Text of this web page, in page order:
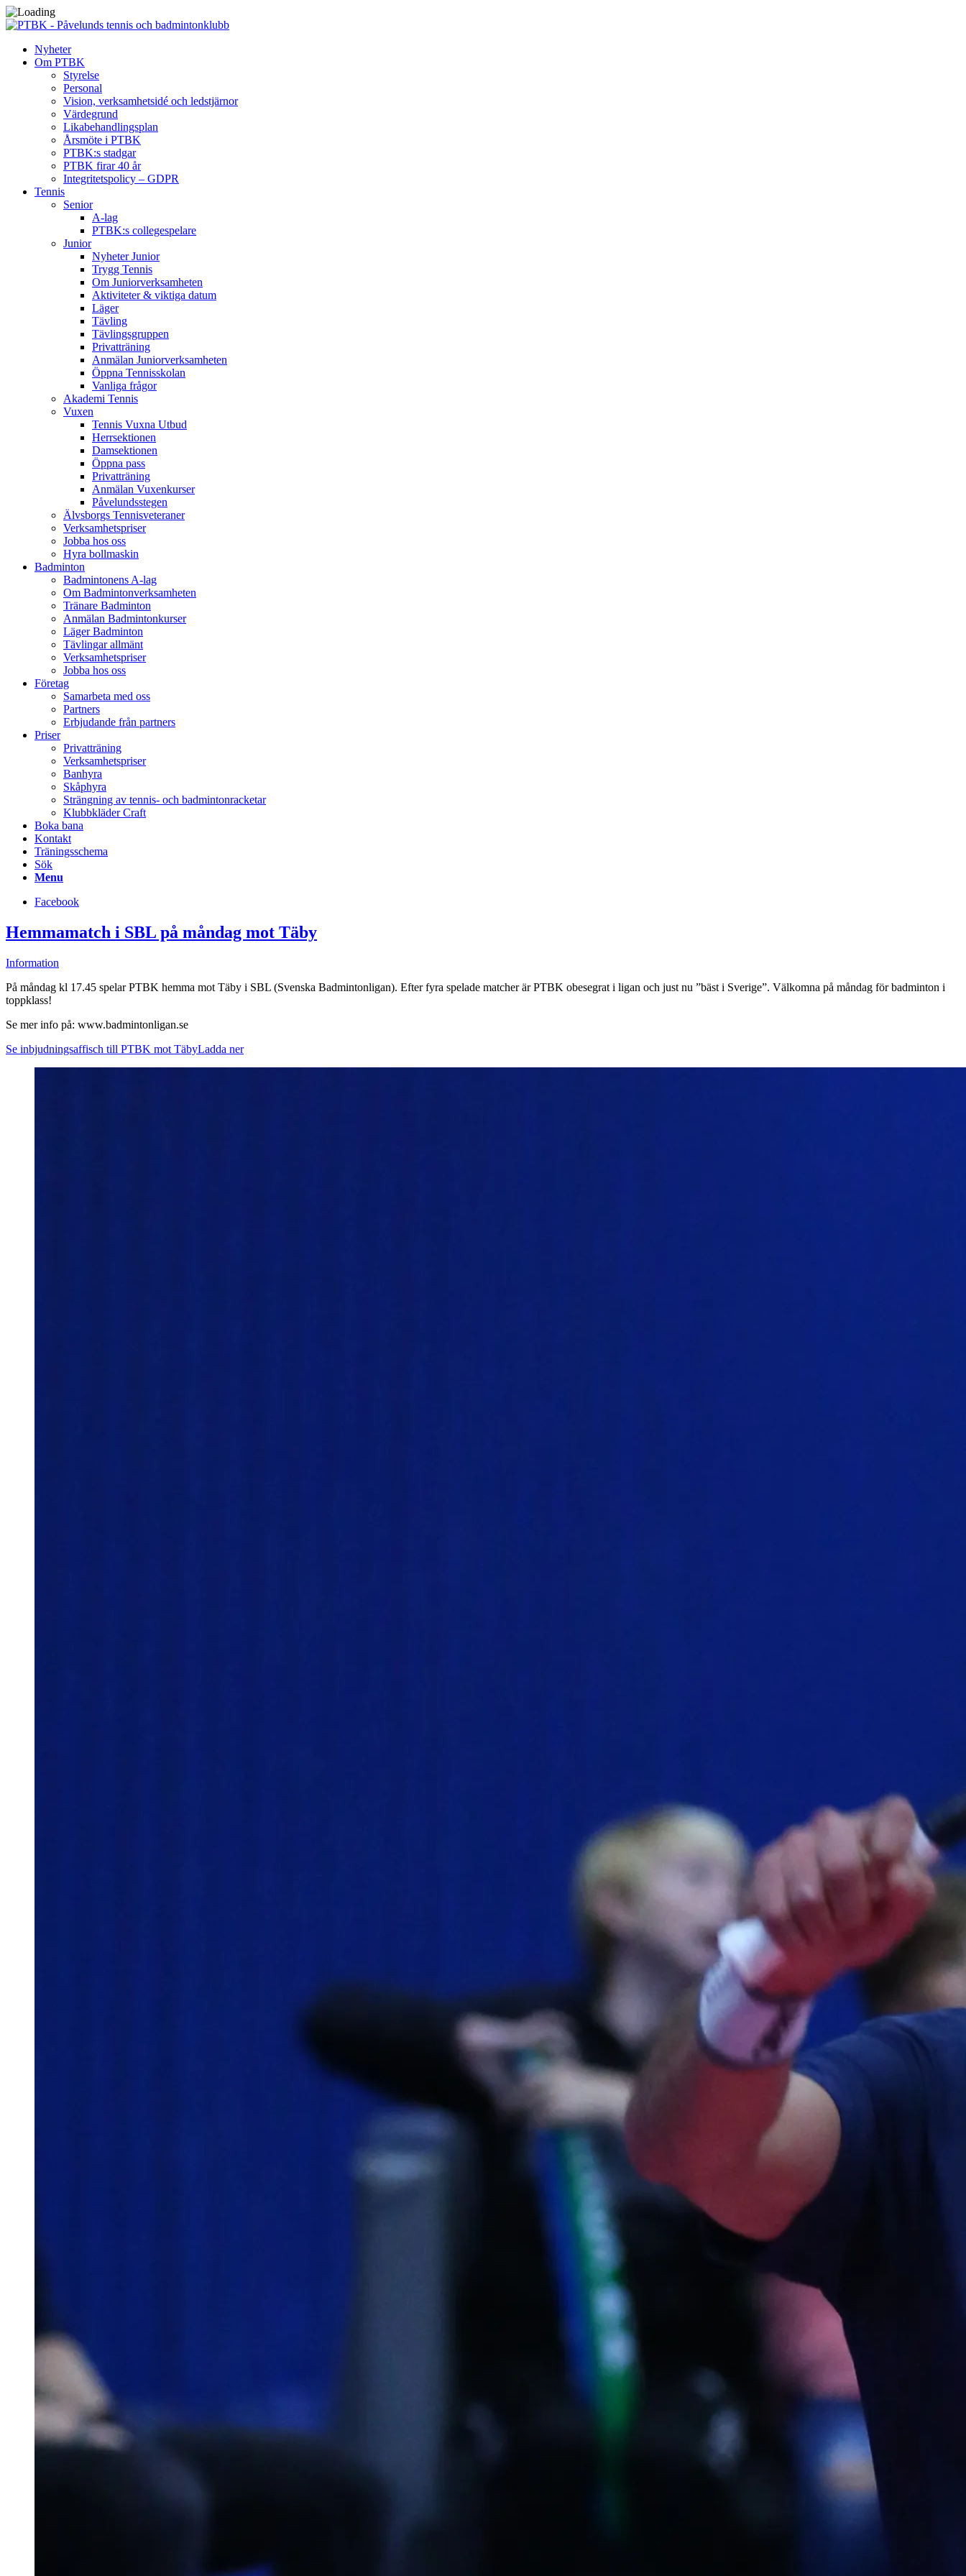
Nyheter
Om PTBK
Styrelse
Personal
Vision, verksamhetsidé och ledstjärnor
Värdegrund
Likabehandlingsplan
Årsmöte i PTBK
PTBK:s stadgar
PTBK firar 40 år
Integritetspolicy – GDPR
Tennis
Senior
A-lag
PTBK:s collegespelare
Junior
Nyheter Junior
Trygg Tennis
Om Juniorverksamheten
Aktiviteter & viktiga datum
Läger
Tävling
Tävlingsgruppen
Privatträning
Anmälan Juniorverksamheten
Öppna Tennisskolan
Vanliga frågor
Akademi Tennis
Vuxen
Tennis Vuxna Utbud
Herrsektionen
Damsektionen
Öppna pass
Privatträning
Anmälan Vuxenkurser
Påvelundsstegen
Älvsborgs Tennisveteraner
Verksamhetspriser
Jobba hos oss
Hyra bollmaskin
Badminton
Badmintonens A-lag
Om Badmintonverksamheten
Tränare Badminton
Anmälan Badmintonkurser
Läger Badminton
Tävlingar allmänt
Verksamhetspriser
Jobba hos oss
Företag
Samarbeta med oss
Partners
Erbjudande från partners
Priser
Privatträning
Verksamhetspriser
Banhyra
Skåphyra
Strängning av tennis- och badmintonracketar
Klubbkläder Craft
Boka bana
Kontakt
Träningsschema
Sök
Menu
Facebook
Hemmamatch i SBL på måndag mot Täby
Information
På måndag kl 17.45 spelar PTBK hemma mot Täby i SBL (Svenska Badmintonligan). Efter fyra spelade matcher är PTBK obesegrat i ligan och just nu ”bäst i Sverige”. Välkomna på måndag för badminton i
toppklass!
Se mer info på: www.badmintonligan.se
Se inbjudningsaffisch till PTBK mot TäbyLadda ner